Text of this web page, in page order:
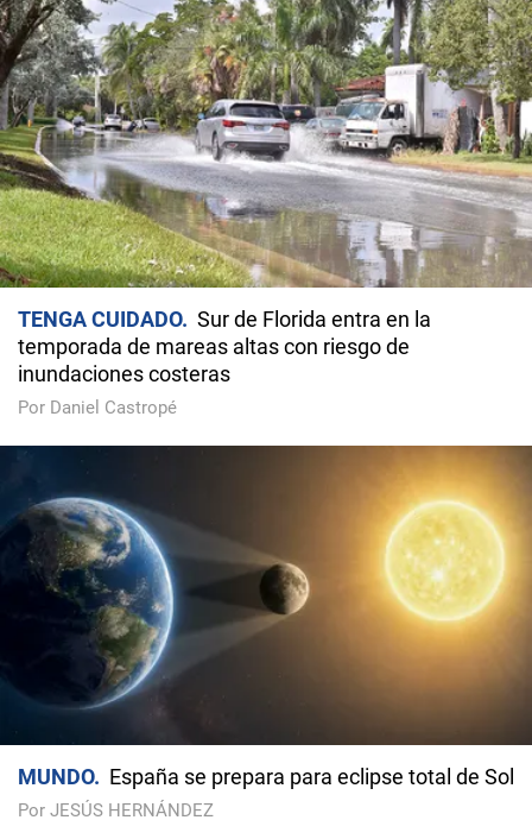
TENGA CUIDADO
Sur de Florida entra en la
temporada de mareas altas con riesgo de
inundaciones costeras
Por Daniel Castropé
MUNDO España se prepara para eclipse total de Sol
Por JESÚS HERNÁNDEZ